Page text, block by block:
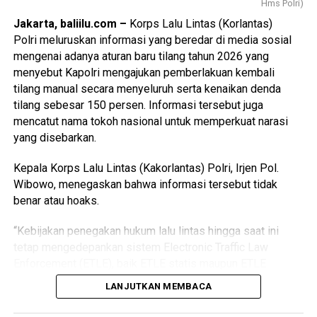
Advertisements
Advertisements
Advertisements
Advertisements
Tahun 2019 dan juga Permendagri 77 Tahun 2020 yang
mengatur tentang Pedoman Teknis Pengelolaan Keuangan
Daerah.
Ia menjelaskan bahwa regulasi tersebut mengamanatkan
agar KUA-PPAS ditetapkan selambat-lambatnya pada
minggu kedua bulan Agustus.
“Nah, tentu sekarang sudah menginjak hal tersebut,
makanya mohon izin, hari ini kami akan langsung setelah
sebentar pembahasan dengan TAPD dan Banggar,
kemudian Paripurna intern dan selanjutnya kami akan
PPAS Tahun Anggaran 2027,” ucap Anom Gumanti.
Sasar Veteran, Anak Yatim dan Penyandang
Disabilitas
Hms Polri)
Jakarta, baliilu.com – Korps Lalu Lintas (Korlantas)
Polri meluruskan informasi yang beredar di media sosial
mengenai adanya aturan baru tilang tahun 2026 yang
menyebut Kapolri mengajukan pemberlakuan kembali
tilang manual secara menyeluruh serta kenaikan denda
tilang sebesar 150 persen. Informasi tersebut juga
mencatut nama tokoh nasional untuk memperkuat narasi
yang disebarkan.
Kepala Korps Lalu Lintas (Kakorlantas) Polri, Irjen Pol.
Wibowo, menegaskan bahwa informasi tersebut tidak
benar atau hoaks.
“Kebijakan penegakan hukum lalu lintas hingga saat ini
mobile. Informasi yang menyebutkan adanya kebijakan
pemberlakuan kembali tilang manual secara menyeluruh
maupun kenaikan denda tilang sebesar 150 persen adalah
LANJUTKAN MEMBACA